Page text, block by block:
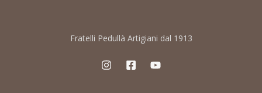
Fratelli Pedullà Artigiani dal 1913